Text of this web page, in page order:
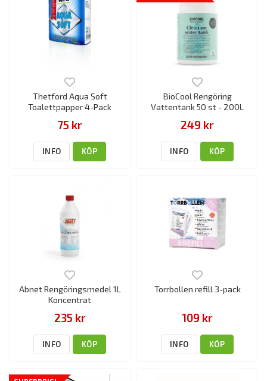
Thetford Aqua Soft
Toalettpapper 4-Pack
75 kr
INFO KÖP
BioCool Rengöring
Vattentank 50 st - 200L
249 kr
INFO KÖP
Abnet Rengöringsmedel 1L
Koncentrat
235 kr
INFO KÖP
Torrbollen refill 3-pack
109 kr
INFO KÖP